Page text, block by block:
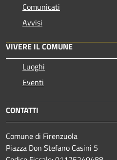
Comunicati
Avvisi
VIVERE IL COMUNE
Luoghi
Eventi
CONTATTI
Comune di Firenzuola
Piazza Don Stefano Casini 5